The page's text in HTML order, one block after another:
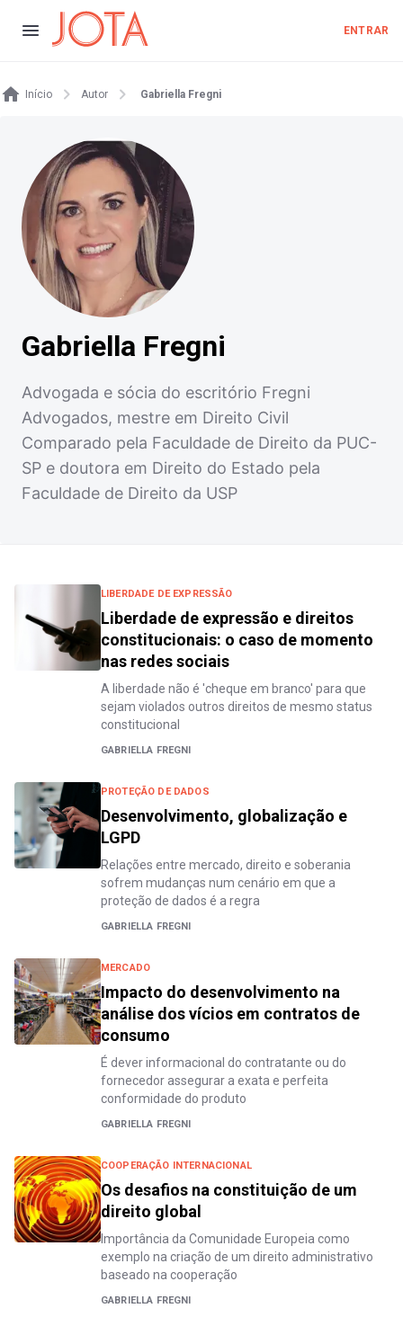
ENTRAR
Início Autor Gabriella Fregni
Gabriella Fregni
Advogada e sócia do escritório Fregni
Advogados, mestre em Direito Civil
Comparado pela Faculdade de Direito da PUC-
SP e doutora em Direito do Estado pela
Faculdade de Direito da USP
LIBERDADE DE EXPRESSÃO
Liberdade de expressão e direitos
constitucionais: o caso de momento
nas redes sociais
A liberdade não é 'cheque em branco' para que
sejam violados outros direitos de mesmo status
constitucional
GABRIELLA FREGNI
PROTEÇÃO DE DADOS
Desenvolvimento, globalização e
LGPD
Relações entre mercado, direito e soberania
sofrem mudanças num cenário em que a
proteção de dados é a regra
GABRIELLA FREGNI
MERCADO
Impacto do desenvolvimento na
análise dos vícios em contratos de
consumo
É dever informacional do contratante ou do
fornecedor assegurar a exata e perfeita
conformidade do produto
GABRIELLA FREGNI
COOPERAÇÃO INTERNACIONAL
Os desafios na constituição de um
direito global
Importância da Comunidade Europeia como
exemplo na criação de um direito administrativo
baseado na cooperação
GABRIELLA FREGNI